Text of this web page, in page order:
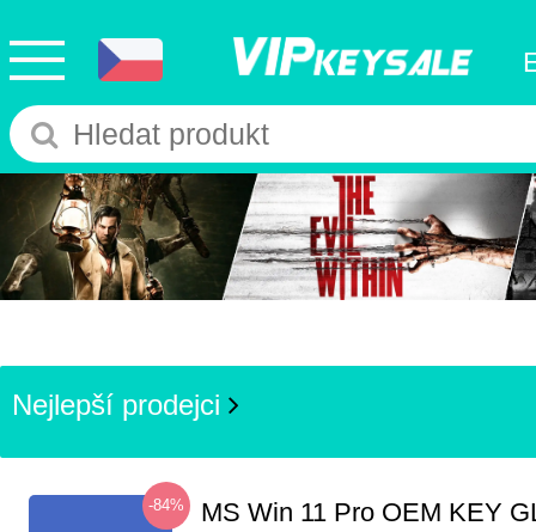
Nejlepší prodejci
-84%
MS Win 11 Pro OEM KEY